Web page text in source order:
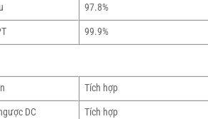
97.8%
99.9%
Tích hợp
DC
Tích hợp